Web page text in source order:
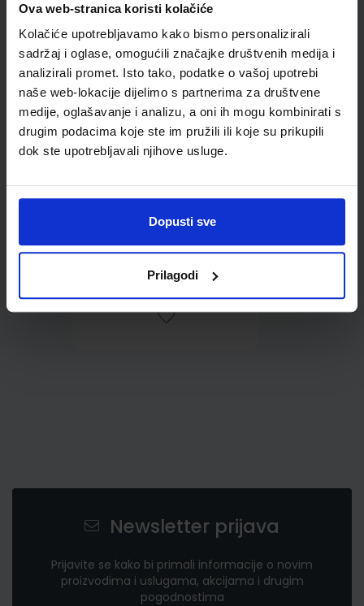
Ova web-stranica koristi kolačiće
Kolačiće upotrebljavamo kako bismo personalizirali
sadržaj i oglase, omogućili značajke društvenih medija i
analizirali promet. Isto tako, podatke o vašoj upotrebi
naše web-lokacije dijelimo s partnerima za društvene
medije, oglašavanje i analizu, a oni ih mogu kombinirati s
drugim podacima koje ste im pružili ili koje su prikupili
dok ste upotrebljavali njihove usluge.
Dopusti sve
Prilagodi
Omot PVC za školske
udžbenike; dimenzije
433x272; tip 167
0,85 €
Newsletter prijava
Prijavite se kako bi primali informacije o novim
proizvodima i uslugama, akcijama i drugim
pogodnostima